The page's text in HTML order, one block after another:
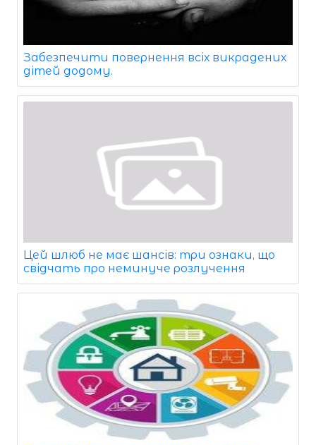
Забезпечити повернення всіх викрадених
дітей додому.
Цей шлюб не має шансів: три ознаки, що
свідчать про неминуче розлучення